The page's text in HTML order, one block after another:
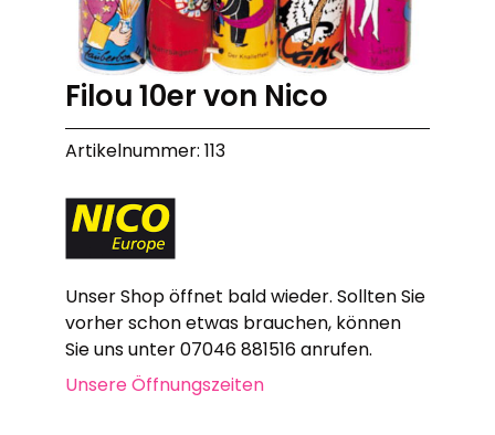
Filou 10er von Nico
Artikelnummer: 113
Unser Shop öffnet bald wieder. Sollten Sie
vorher schon etwas brauchen, können
Sie uns unter 07046 881516 anrufen.
Unsere Öffnungszeiten